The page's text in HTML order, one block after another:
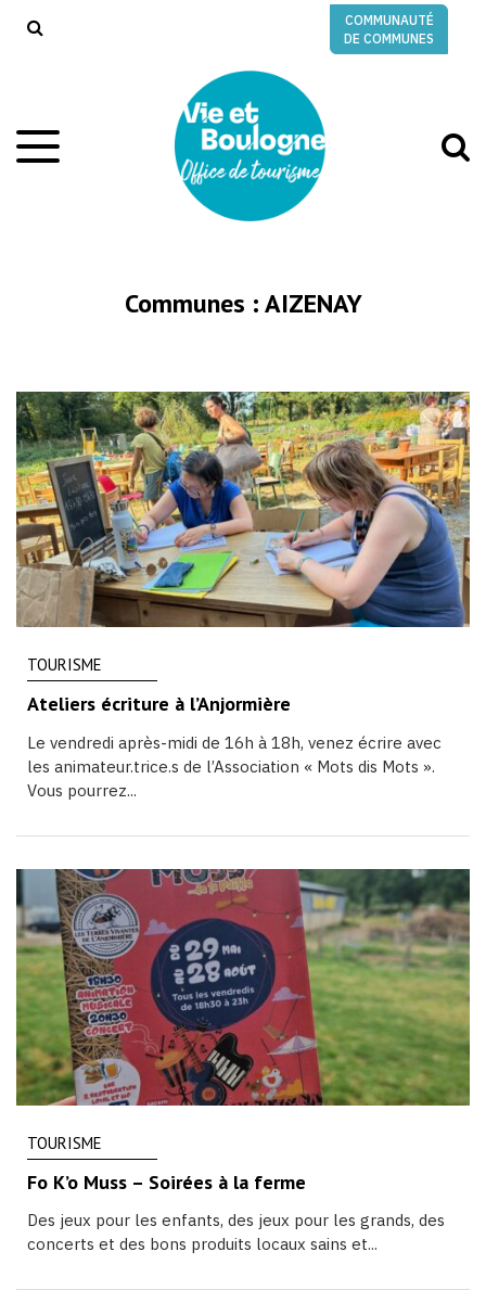
COMMUNAUTÉ
DE COMMUNES
Aller
à
Communes :AIZENAY
TOURISME
Ateliers écriture à l’Anjormière
Le vendredi après-midi de 16h à 18h, venez écrire avec
les animateur.trice.s de l’Association « Mots dis Mots ».
Vous pourrez...
TOURISME
Fo K’o Muss – Soirées à la ferme
Des jeux pour les enfants, des jeux pour les grands, des
concerts et des bons produits locaux sains et...